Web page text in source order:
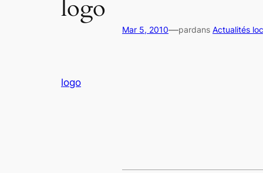
logo
Mar 5, 2010—pardans Actualités
logo